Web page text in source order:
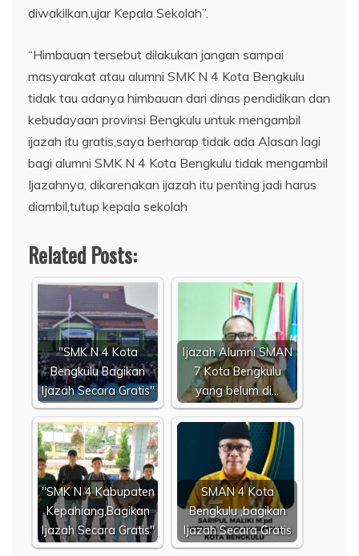
diwakilkan,ujar Kepala Sekolah”.
“Himbauan tersebut dilakukan jangan sampai
masyarakat atau alumni SMK N 4 Kota Bengkulu
tidak tau adanya himbauan dari dinas pendidikan dan
kebudayaan provinsi Bengkulu untuk mengambil
ijazah itu gratis,saya berharap tidak ada Alasan lagi
bagi alumni SMK N 4 Kota Bengkulu tidak mengambil
Ijazahnya, dikarenakan ijazah itu penting jadi harus
diambil,tutup kepala sekolah
Related Posts:
"SMK N 4 Kota
Bengkulu Bagikan
Ijazah Secara Gratis"
Ijazah Alumni SMAN
7 Kota Bengkulu
yang belum di…
"SMK N 4 Kabupaten
Kepahiang,Bagikan
Ijazah Secara Gratis"
SMAN 4 Kota
Bengkulu ,bagikan
Ijazah Secara Gratis